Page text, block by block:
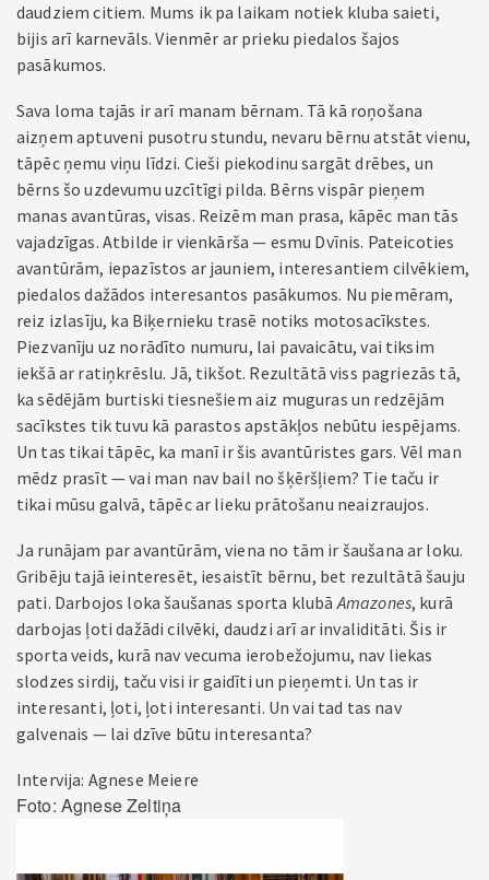
daudziem citiem. Mums ik pa laikam notiek kluba saieti,
bijis arī karnevāls. Vienmēr ar prieku piedalos šajos
pasākumos.
Sava loma tajās ir arī manam bērnam. Tā kā roņošana
aizņem aptuveni pusotru stundu, nevaru bērnu atstāt vienu,
tāpēc ņemu viņu līdzi. Cieši piekodinu sargāt drēbes, un
bērns šo uzdevumu uzcītīgi pilda. Bērns vispār pieņem
manas avantūras, visas. Reizēm man prasa, kāpēc man tās
vajadzīgas. Atbilde ir vienkārša — esmu Dvīnis. Pateicoties
avantūrām, iepazīstos ar jauniem, interesantiem cilvēkiem,
piedalos dažādos interesantos pasākumos. Nu piemēram,
reiz izlasīju, ka Biķernieku trasē notiks motosacīkstes.
Piezvanīju uz norādīto numuru, lai pavaicātu, vai tiksim
iekšā ar ratiņkrēslu. Jā, tikšot. Rezultātā viss pagriezās tā,
ka sēdējām burtiski tiesnešiem aiz muguras un redzējām
sacīkstes tik tuvu kā parastos apstākļos nebūtu iespējams.
Un tas tikai tāpēc, ka manī ir šis avantūristes gars. Vēl man
mēdz prasīt — vai man nav bail no šķēršļiem? Tie taču ir
tikai mūsu galvā, tāpēc ar lieku prātošanu neaizraujos.
Ja runājam par avantūrām, viena no tām ir šaušana ar loku.
Gribēju tajā ieinteresēt, iesaistīt bērnu, bet rezultātā šauju
pati. Darbojos loka šaušanas sporta klubāAmazones, kurā
darbojas ļoti dažādi cilvēki, daudzi arī ar invaliditāti. Šis ir
sporta veids, kurā nav vecuma ierobežojumu, nav liekas
slodzes sirdij, taču visi ir gaidīti un pieņemti. Un tas ir
interesanti, ļoti, ļoti interesanti. Un vai tad tas nav
galvenais — lai dzīve būtu interesanta?
Intervija: Agnese Meiere
Foto: Agnese Zeltiņa